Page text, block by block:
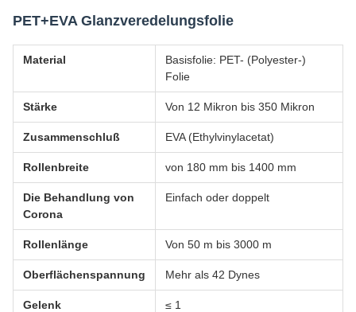
PET+EVA Glanzveredelungsfolie
Material
Basisfolie: PET- (Polyester-)
Folie
Stärke Von 12 Mikron bis 350 Mikron
Zusammenschluß EVA (Ethylvinylacetat)
Rollenbreite von 180 mm bis 1400 mm
Die Behandlung von
Corona
Einfach oder doppelt
Rollenlänge Von 50 m bis 3000 m
Oberflächenspannung Mehr als 42 Dynes
Gelenk ≤ 1